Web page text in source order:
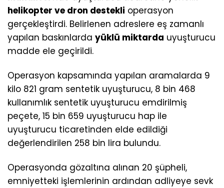
helikopter ve dron destekli operasyon
gerçekleştirdi. Belirlenen adreslere eş zamanlı
yapılan baskınlarda yüklü miktarda uyuşturucu
madde ele geçirildi.
Operasyon kapsamında yapılan aramalarda 9
kilo 821 gram sentetik uyuşturucu, 8 bin 468
kullanımlık sentetik uyuşturucu emdirilmiş
peçete, 15 bin 659 uyuşturucu hap ile
uyuşturucu ticaretinden elde edildiği
değerlendirilen 258 bin lira bulundu.
Operasyonda gözaltına alınan 20 şüpheli,
emniyetteki işlemlerinin ardından adliyeye sevk